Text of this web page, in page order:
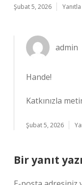
Şubat 5, 2026 Yanıtla
admin
Hande!
Katkınızla
Şubat 5, 2026
Bir yanıt